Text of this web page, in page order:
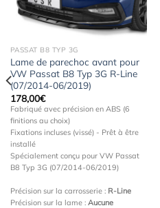
Ajouter
à la
wishlist
PASSAT B8 TYP 3G
Lame de parechoc avant pour
VW Passat B8 Typ 3G R-Line
(07/2014-06/2019)
178,00€
Fabriqué avec précision en ABS (6
finitions au choix)
Fixations incluses (vissé) - Prêt à être
installé
Spécialement conçu pour VW Passat
B8 Typ 3G (07/2014-06/2019)
Précision sur la carrosserie : R-Line
Précision sur la lame : Aucune